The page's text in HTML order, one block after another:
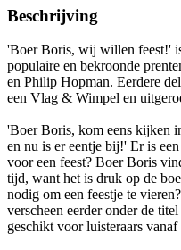
Beschrijving
'Boer Boris, wij willen feest!'
populaire en bekroonde
en Philip Hopman. Eerdere
een Vlag & Wimpel en
'Boer Boris, kom eens kijken
en nu is er eentje bij!' Er is
voor een feest? Boer Boris
tijd, want het is druk op de
nodig om een feestje te
verscheen eerder onder de
geschikt voor luisteraars vanaf